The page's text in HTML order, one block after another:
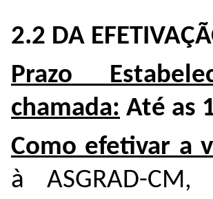
2.2 DA
Prazo
chamada: Até as
Como efetivar a
à ASGRAD-